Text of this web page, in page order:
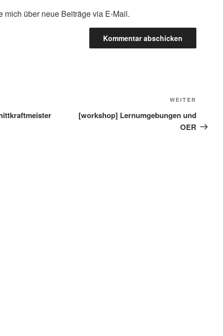
mich über neue Beiträge via E-Mail.
Beitrag
WEITER
[workshop] Lernumgebungen und
OER